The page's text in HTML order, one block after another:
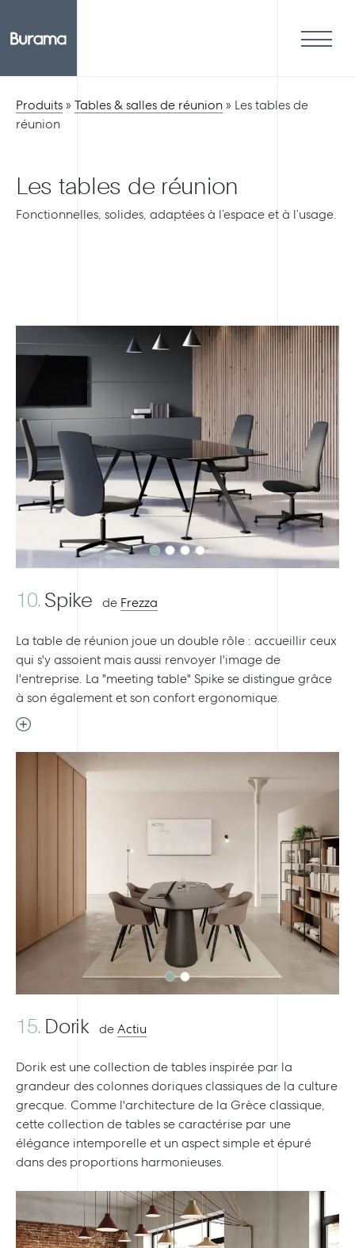
Produits» Tables & salles de réunion» Les tables de
réunion
Les tables de réunion
Fonctionnelles, solides, adaptées à l’espace et à l’usage.
Previous Next
10.Spike de Frezza
La table de réunion joue un double rôle : accueillir ceux
qui s'y assoient mais aussi renvoyer l'image de
l'entreprise. La "meeting table" Spike se distingue grâce
à son également et son confort ergonomique.
Next
15. Dorik deActiu
Dorik est une collection de tables inspirée par la
grandeur des colonnes doriques classiques de la culture
grecque. Comme l'architecture de la Grèce classique,
cette collection de tables se caractérise par une
élégance intemporelle et un aspect simple et épuré
dans des proportions harmonieuses.